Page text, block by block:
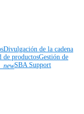
Divulgación de la cadena
de productosGestión de
SBA Support